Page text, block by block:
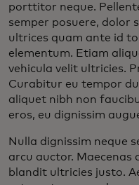
porttitor neque.
semper posuere, dolor
ultrices quam ante id
elementum. Etiam
vehicula velit ultricies.
Curabitur eu tempor
aliquet nibh non
eros, eu dignissim
Nulla dignissim neque
arcu auctor. Maecenas
blandit ultricies justo.